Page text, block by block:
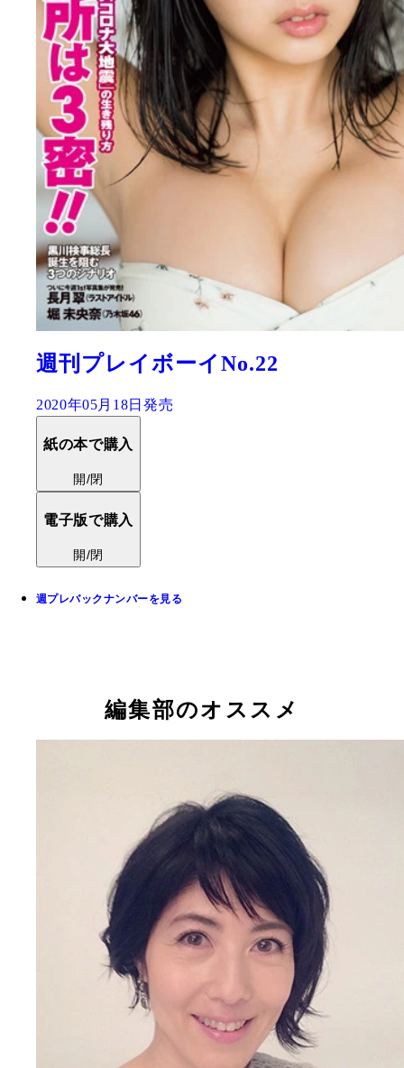
週刊プレイボーイNo.22
2020年05月18日発売
紙の本で購入
開/閉
電子版で購入
開/閉
週プレバックナンバーを見る
編集部のオススメ